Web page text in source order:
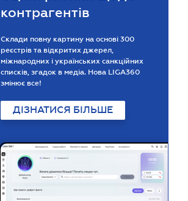
контрагентів
Склади повну картину на основі 300
реєстрів та відкритих джерел,
міжнародних і українських санкційних
списків, згадок в медіа. Нова LIGA360
змінює все!
ДІЗНАТИСЯ БІЛЬШЕ